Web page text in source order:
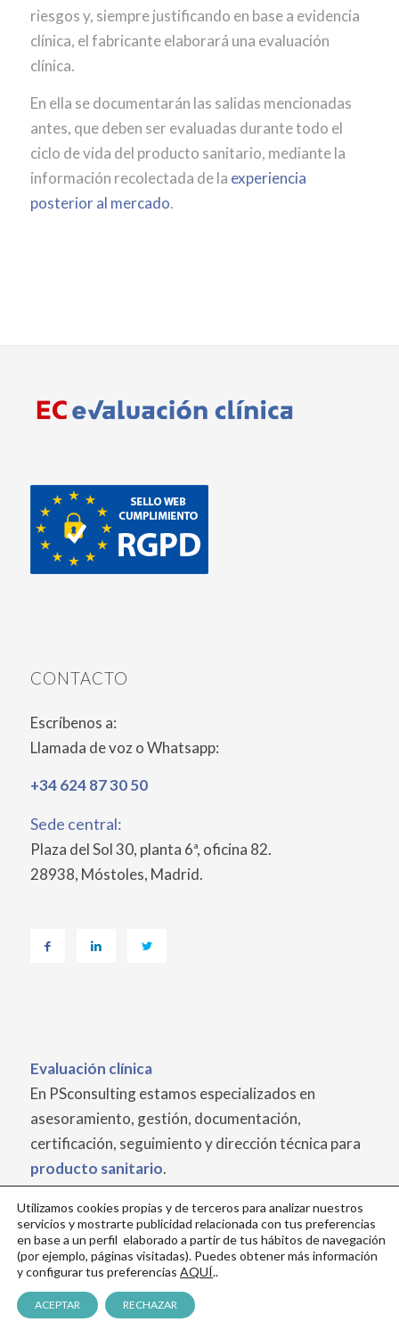
riesgos y, siempre justificando en base a evidencia
clínica, el fabricante elaborará una evaluación
clínica.
En ella se documentarán las salidas mencionadas
antes, que deben ser evaluadas durante todo el
ciclo de vida del producto sanitario, mediante la
información recolectada de la experiencia
posterior al mercado.
CONTACTO
Escríbenos a:
Llamada de voz o Whatsapp:
+34 624 87 30 50
Sede central:
Plaza del Sol 30, planta 6ª, oficina 82.
28938, Móstoles, Madrid.
Evaluación clínica
En PSconsulting estamos especializados en
asesoramiento, gestión, documentación,
certificación, seguimiento y dirección técnica para
producto sanitario.
© Copyright · PSconsulting ·Diseño web
Aviso legal / política de privacidad
Utilizamos cookies propias y de terceros para analizar nuestros
servicios y mostrarte publicidad relacionada con tus preferencias
en base a un perfil elaborado a partir de tus hábitos de navegación
(por ejemplo, páginas visitadas). Puedes obtener más información
y configurar tus preferencias AQUÍ..
ACEPTAR RECHAZAR